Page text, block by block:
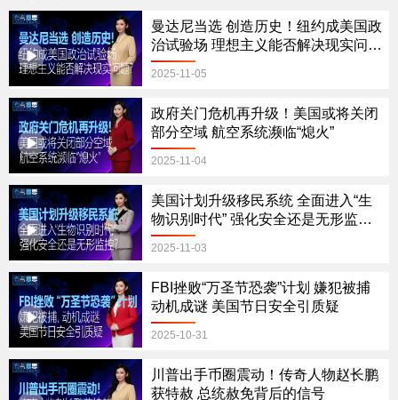
曼达尼当选 创造历史！纽约成美国政
治试验场 理想主义能否解决现实问
题？
2025-11-05
政府关门危机再升级！美国或将关闭
部分空域 航空系统濒临“熄火”
2025-11-04
美国计划升级移民系统 全面进入“生
物识别时代” 强化安全还是无形监
控？
2025-11-03
FBI挫败“万圣节恐袭”计划 嫌犯被捕
动机成谜 美国节日安全引质疑
2025-10-31
川普出手币圈震动！传奇人物赵长鹏
获特赦 总统赦免背后的信号